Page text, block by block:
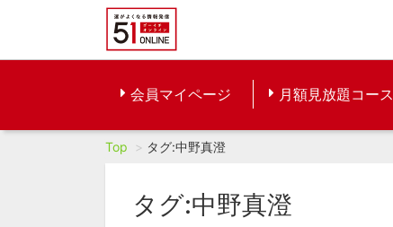
会員マイページ 月額見放題コース
Top タグ:中野真澄
タグ:中野真澄